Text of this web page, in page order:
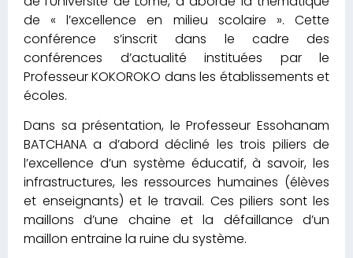
de « l’excellence en milieu scolaire ». Cette
conférence s’inscrit dans le cadre des
conférences d’actualité instituées par le
Professeur KOKOROKO dans les établissements et
écoles.
Dans sa présentation, le Professeur Essohanam
BATCHANA a d’abord décliné les trois piliers de
l’excellence d’un système éducatif, à savoir, les
infrastructures, les ressources humaines (élèves
et enseignants) et le travail. Ces piliers sont les
maillons d’une chaine et la défaillance d’un
maillon entraine la ruine du système.